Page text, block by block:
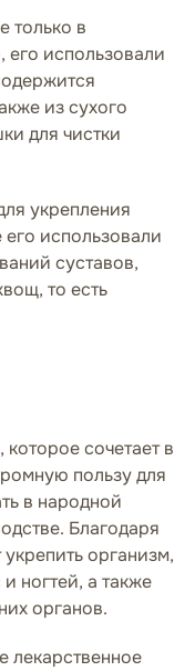
только в
использовали
из сухого
для чистки
укрепления
использовали
суставов,
то есть
сочетает в
пользу для
в народной
Благодаря
организм,
ногтей, а также
органов.
лекарственное